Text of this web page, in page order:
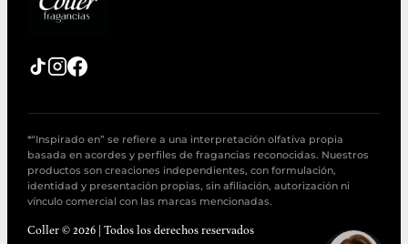
*“Inspirado en” se refiere a una interpretación olfativa propia
basada en acordes y perfiles de fragancias reconocidas. Nuestros
productos son creaciones independientes, con formulación,
identidad y presentación propias, sin afiliación, autorización ni
vínculo comercial con las marcas mencionadas.
Coller © 2026 | Todos los derechos reservados